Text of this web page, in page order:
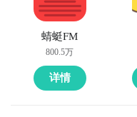
蜻蜓FM
800.5万
详情